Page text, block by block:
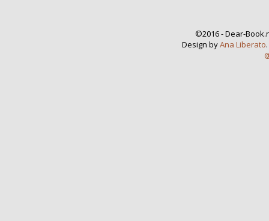
©2016 - Dear-
Design byAna Liberato